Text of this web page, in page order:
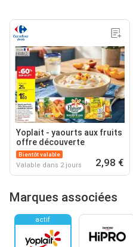
Yoplait - yaourts aux fruits
offre découverte
Bientôt valable
Valable dans 2 jours 2,98 €
Marques associées
actif